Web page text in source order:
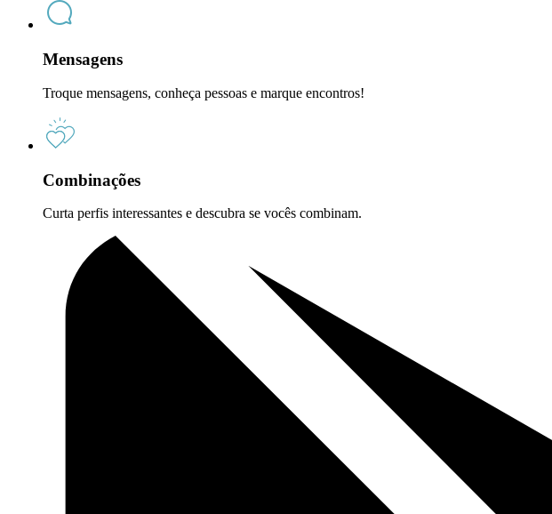
Mensagens
Troque mensagens, conheça pessoas e marque encontros!
Combinações
Curta perfis interessantes e descubra se vocês combinam.